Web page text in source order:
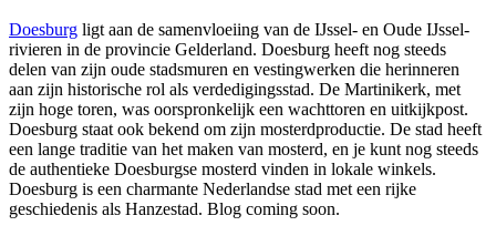
Doesburg ligt aan de samenvloeiing van de IJssel- en Oude IJssel-
rivieren in de provincie Gelderland. Doesburg heeft nog steeds
delen van zijn oude stadsmuren en vestingwerken die herinneren
aan zijn historische rol als verdedigingsstad. De Martinikerk, met
zijn hoge toren, was oorspronkelijk een wachttoren en uitkijkpost.
Doesburg staat ook bekend om zijn mosterdproductie. De stad heeft
een lange traditie van het maken van mosterd, en je kunt nog steeds
de authentieke Doesburgse mosterd vinden in lokale winkels.
Doesburg is een charmante Nederlandse stad met een rijke
geschiedenis als Hanzestad. Blog coming soon.